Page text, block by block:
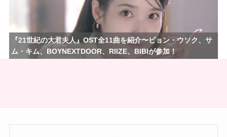
『21世紀の大君夫人』OST全11曲を紹介〜ビョン・ウソク、サ
ム・キム、BOYNEXTDOOR、RIIZE、BIBIが参加！